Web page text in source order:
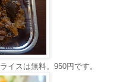
イスは無料。950円です。